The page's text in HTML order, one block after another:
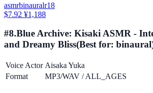
asmrbinauralr18
$7.92 ¥1,188
#8.Blue Archive: Kisaki ASMR -
and Dreamy Bliss(Best for: binaural
Voice Actor Aisaka Yuka
Format
MP3/WAV /ALL_AGES